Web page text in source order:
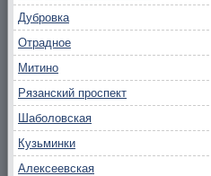
Дубровка
Отрадное
Митино
Рязанский проспект
Шаболовская
Кузьминки
Алексеевская